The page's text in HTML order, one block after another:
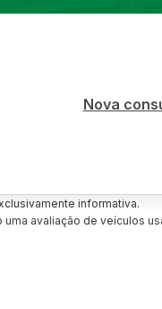
Nova
informativa.
avaliação de veículos